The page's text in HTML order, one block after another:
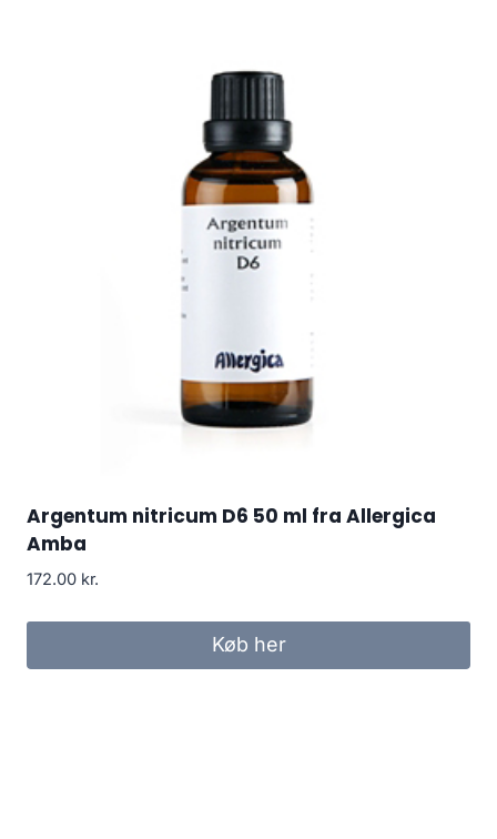
Argentum nitricum D6 50 ml fra Allergica
Amba
172.00 kr.
Køb her